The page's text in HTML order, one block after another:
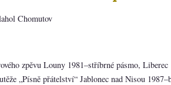
Chomutov
zpěvu Louny 1981–stříbrné pásmo, Liberec
„Písně přátelství“ Jablonec nad Nisou